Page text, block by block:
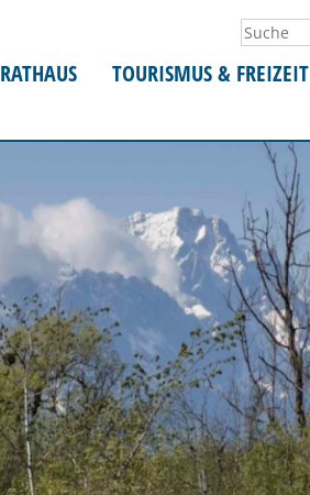
RATHAUS TOURISMUS & FREIZEIT